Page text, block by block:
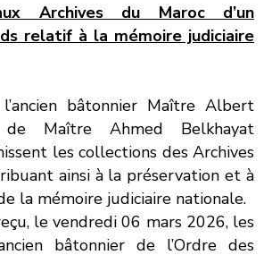
Archives du Maroc d’un
relatif à la mémoire judiciaire
bâtonnier Maître Albert
Maître Ahmed Belkhayat
les collections des Archives
ainsi à la préservation et à
la mémoire judiciaire nationale.
le vendredi 06 mars 2026, les
bâtonnier de l’Ordre des